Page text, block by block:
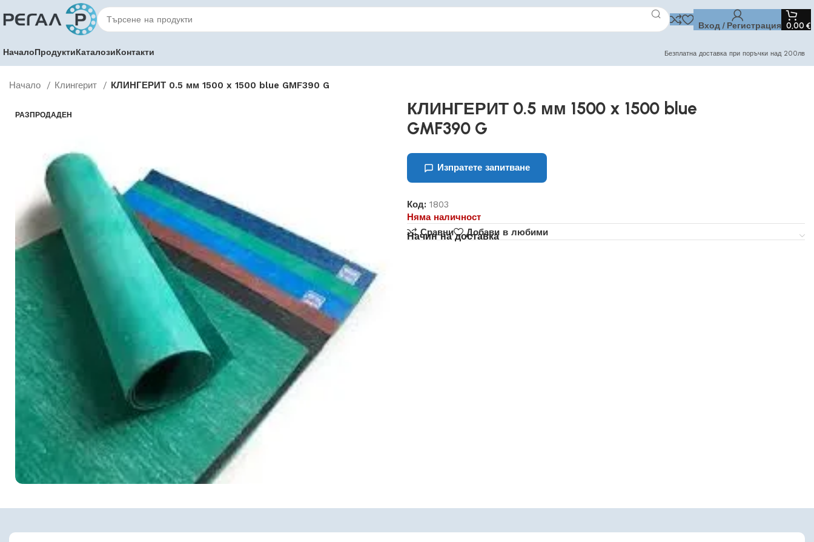
Вход / Регистрация 0,00 €
НачалоПродуктиКаталозиКонтакти Безплатна доставка при поръчки над 200лв
Начало Клингерит КЛИНГЕРИТ 0.5 мм 1500 x 1500 blue GMF390 G
РАЗПРОДАДЕН
КЛИНГЕРИТ 0.5 мм 1500 x 1500 blue
GMF390 G
Изпратете запитване
Код: 1803
Няма наличност
Сравни
Добави в любими
Начин на доставка